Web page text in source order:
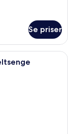
Se priser
med to senge, et